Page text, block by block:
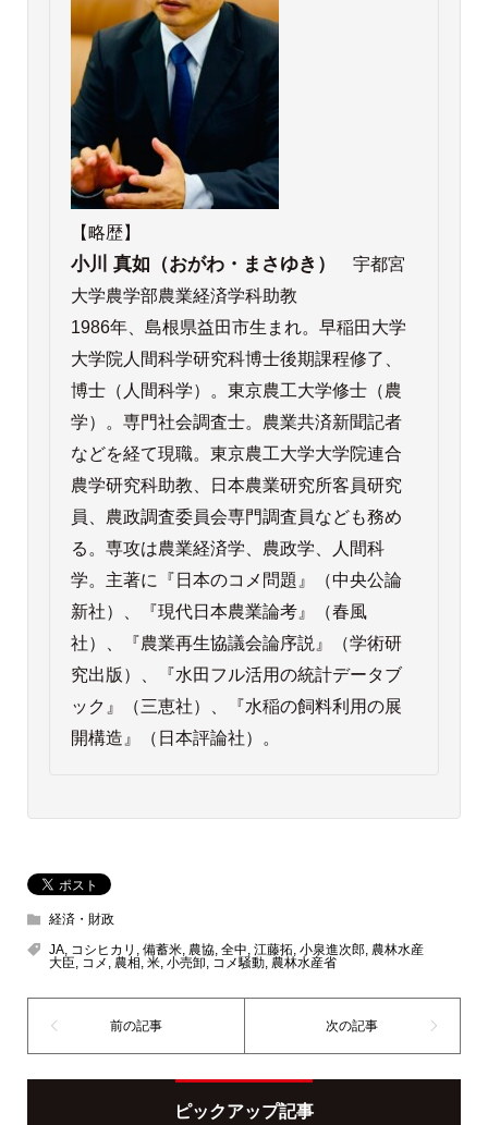
【略歴】
小川 真如（おがわ・まさゆき）
宇都宮
大学農学部農業経済学科助教
1986年、島根県益田市生まれ。早稲田大学
大学院人間科学研究科博士後期課程修了、
博士（人間科学）。東京農工大学修士（農
学）。専門社会調査士。農業共済新聞記者
などを経て現職。東京農工大学大学院連合
農学研究科助教、日本農業研究所客員研究
員、農政調査委員会専門調査員なども務め
る。専攻は農業経済学、農政学、人間科
学。主著に『日本のコメ問題』（中央公論
新社）、『現代日本農業論考』（春風
社）、『農業再生協議会論序説』（学術研
究出版）、『水田フル活用の統計データブ
ック』（三恵社）、『水稲の飼料利用の展
開構造』（日本評論社）。
経済・財政
JA, コシヒカリ , 備蓄米, 農協, 全中, 江藤拓, 小泉進次郎, 農林水産
大臣, コメ , 農相, 米, 小売卸, コメ騒動, 農林水産省
ピックアップ記事